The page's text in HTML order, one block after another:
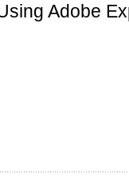
Adobe